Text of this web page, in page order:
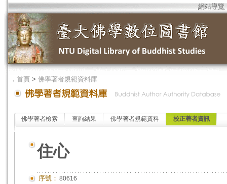
網站導覽
． 首頁 > 佛學著者規範資料庫
佛學著者檢索 查詢結果 佛學著者規範資料 校正著者資訊
住心
序號： 80616